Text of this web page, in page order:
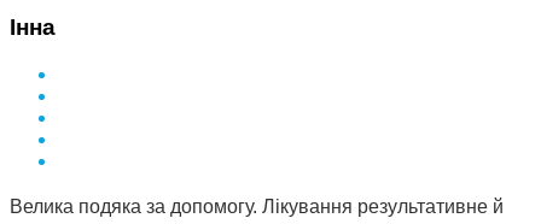
Інна
Велика подяка за допомогу. Лікування результативне й